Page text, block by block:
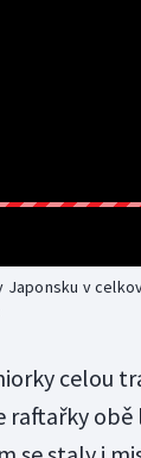
Japonsku v
celou
raftařky